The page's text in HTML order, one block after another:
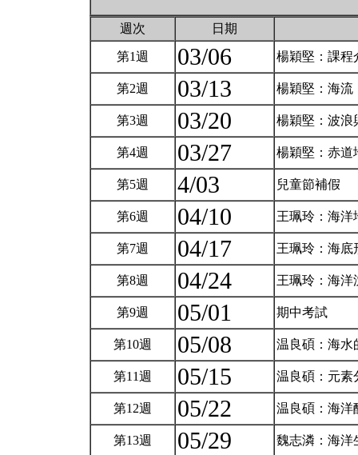
週次 日期
第1週 03/06 楊穎堅：課程
第2週 03/13 楊穎堅：海流
第3週 03/20 楊穎堅：波
第4週 03/27 楊穎堅：赤
第5週 4/03 兒童節補假
第6週 04/10 王珮玲：海
第7週 04/17 王珮玲：海
第8週 04/24 王珮玲：海
第9週 05/01 期中考試
第10週 05/08 温良碩：海
第11週 05/15 温良碩：元
第12週 05/22 温良碩：海
第13週 05/29 魏志潾：海